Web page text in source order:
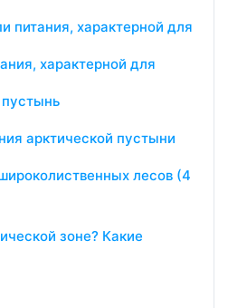
питания, характерной для
характерной для
арктической пустыни
лесов (4
зоне? Какие